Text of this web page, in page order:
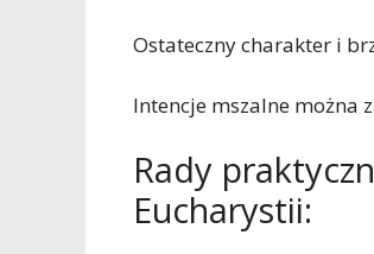
Ostateczny charakter i
Intencje mszalne można
Rady
Eucharystii: